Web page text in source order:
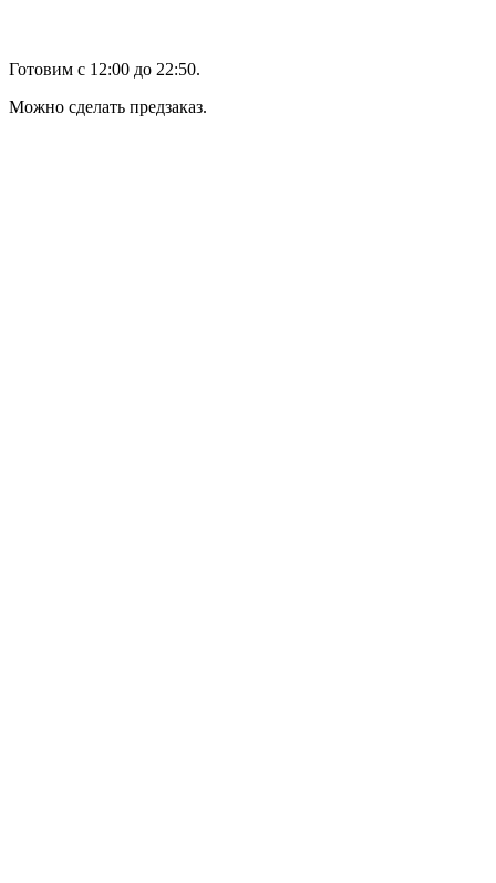
Готовим с 12:00 до 22:50.
Можно сделать предзаказ.